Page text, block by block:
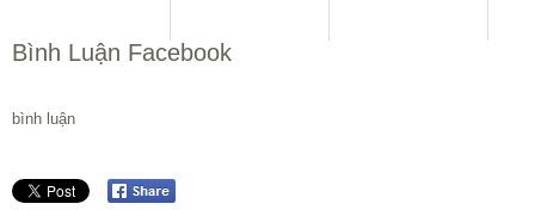
Bình Luận Facebook
bình luận